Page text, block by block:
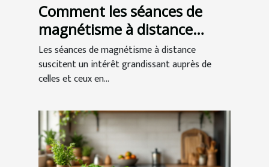
Comment les séances de
magnétisme à distance
peuvent améliorer votre
bien-être
Les séances de magnétisme à distance
suscitent un intérêt grandissant auprès de
celles et ceux en...